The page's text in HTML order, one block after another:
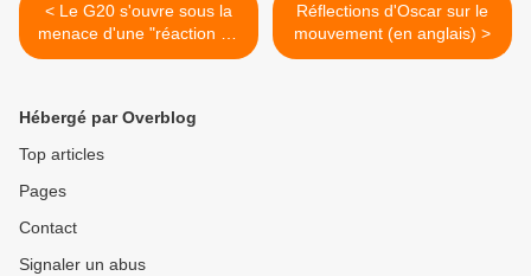
< Le G20 s'ouvre sous la
menace d'une "réaction en
chaîne" de la crise grecque
Réflections d'Oscar sur le
mouvement (en anglais) >
Hébergé par Overblog
Top articles
Pages
Contact
Signaler un abus